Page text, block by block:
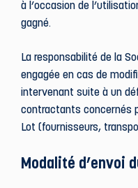
à l’occasion de
gagné.
La responsabilité de la
engagée en cas de
intervenant suite à un
contractants concernés
Lot (fournisseurs,
Modalité d’envoi